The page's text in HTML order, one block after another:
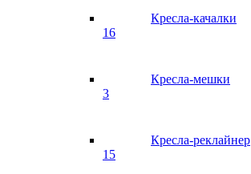
Кресла-качалки
16
Кресла-мешки
3
Кресла-реклайнер
15